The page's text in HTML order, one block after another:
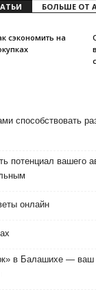
БОЛЬШЕ ОТ
сэкономить на
способствовать
потенциал вашего
онлайн
в Балашихе —